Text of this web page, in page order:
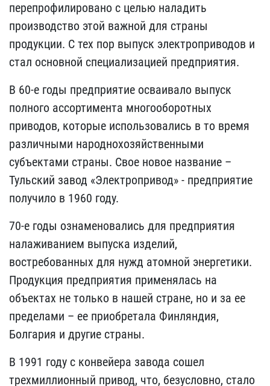
перепрофилировано с целью наладить
производство этой важной для страны
продукции. С тех пор выпуск электроприводов и
стал основной специализацией предприятия.
В 60-е годы предприятие осваивало выпуск
полного ассортимента многооборотных
приводов, которые использовались в то время
различными народнохозяйственными
субъектами страны. Свое новое название –
Тульский завод «Электропривод» - предприятие
получило в 1960 году.
70-е годы ознаменовались для предприятия
налаживанием выпуска изделий,
востребованных для нужд атомной энергетики.
Продукция предприятия применялась на
объектах не только в нашей стране, но и за ее
пределами – ее приобретала Финляндия,
Болгария и другие страны.
В 1991 году с конвейера завода сошел
трехмиллионный привод, что, безусловно, стало